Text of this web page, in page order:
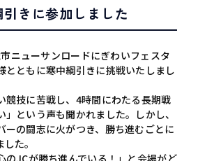
きに参加しました
ニューサンロードにぎわいフェスタ
とともに寒中綱引きに挑戦いたしまし
競技に苦戦し、4時間にわたる長期戦
という声も聞かれました。しかし、
ーの闘志に火がつき、勝ち進むごとに
た。
のJCが勝ち進んでいる！」と会場がど